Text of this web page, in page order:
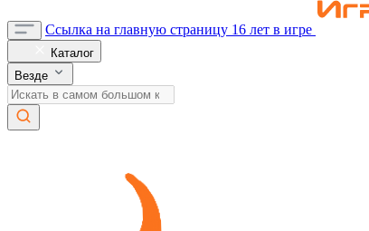
Ссылка на главную страницу 16 лет в игре
Каталог
Везде